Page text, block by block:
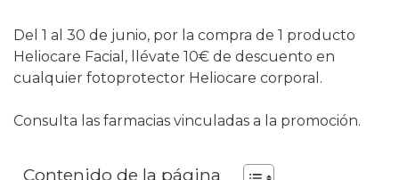
Del 1 al 30 de junio, por la compra de 1 producto
Heliocare Facial, llévate 10€ de descuento en
cualquier fotoprotector Heliocare corporal.
Consulta las farmacias vinculadas a la promoción.
Contenido de la página